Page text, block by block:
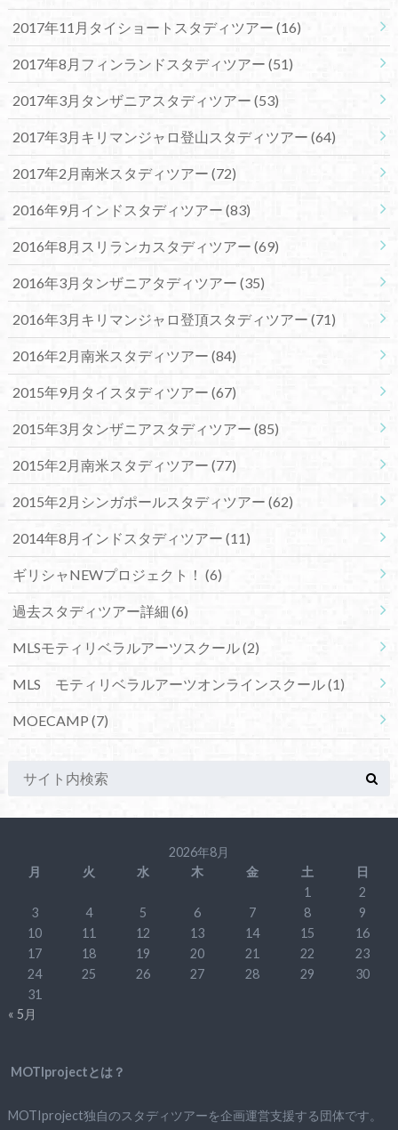
2017年11月タイショートスタディツアー (16)
2017年8月フィンランドスタディツアー (51)
2017年3月タンザニアスタディツアー (53)
2017年3月キリマンジャロ登山スタディツアー (64)
2017年2月南米スタディツアー (72)
2016年9月インドスタディツアー (83)
2016年8月スリランカスタディツアー (69)
2016年3月タンザニアタディツアー (35)
2016年3月キリマンジャロ登頂スタディツアー (71)
2016年2月南米スタディツアー (84)
2015年9月タイスタディツアー (67)
2015年3月タンザニアスタディツアー (85)
2015年2月南米スタディツアー (77)
2015年2月シンガポールスタディツアー (62)
2014年8月インドスタディツアー (11)
ギリシャNEWプロジェクト！ (6)
過去スタディツアー詳細 (6)
MLSモティリベラルアーツスクール(2)
MLS モティリベラルアーツオンラインスクール(1)
MOECAMP (7)
2026年8月
月
火 水 木 金 土
日
1
2
3
4 5 6 7 8
9
10
11 12 13 14 15
16
17
18 19 20 21 22
23
24
25 26 27 28 29
30
31
« 5月
MOTIprojectとは？
MOTIproject独自のスタディツアーを企画運営支援する団体です。